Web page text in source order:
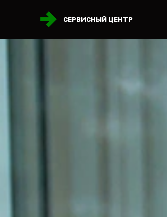
СЕРВИСНЫЙ ЦЕНТР